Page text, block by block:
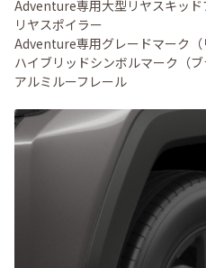
Adventure専用大型リヤスキッド
リヤスポイラー
Adventure専用グレードマーク（
ハイブリッドシンボルマーク（ブ
アルミルーフレール